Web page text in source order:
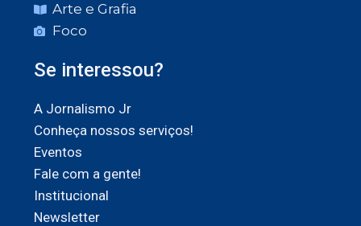
Arte e Grafia
Foco
Se interessou?
A Jornalismo Jr
Conheça nossos serviços!
Eventos
Fale com a gente!
Institucional
Newsletter